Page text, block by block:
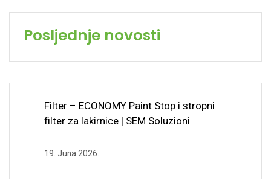
Posljednje novosti
Filter – ECONOMY Paint Stop i stropni
filter za lakirnice | SEM Soluzioni
19. Juna 2026.